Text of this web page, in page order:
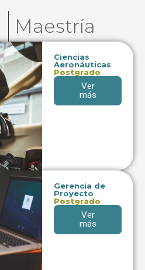
Maestría
Ciencias
Aeronáuticas
Postgrado
Ver
más
Gerencia de
Proyecto
Postgrado
Ver
más